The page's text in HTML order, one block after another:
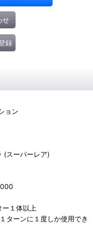
せ
録
ョン
(スーパーレア)
ー１体以上
ターンに１度しか使用でき